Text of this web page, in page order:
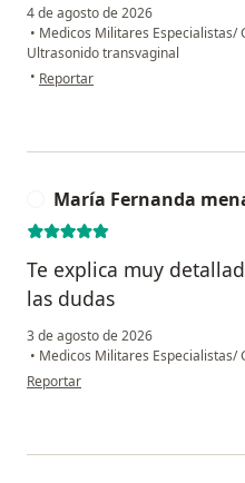
4 de agosto de 2026
• Medicos Militares Especialistas/
Ultrasonido transvaginal
• en opinión del usuario F.K.
Reportar
María Fernanda
Te explica muy
las dudas
3 de agosto de 2026
• Medicos Militares Especialistas/
en opinión del usuario María
Reportar